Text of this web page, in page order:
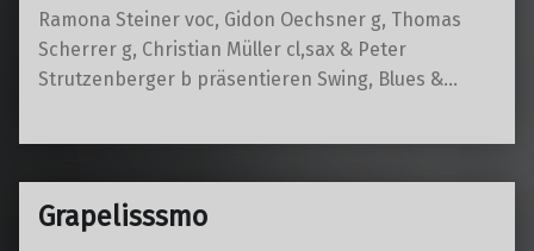
Ramona Steiner voc, Gidon Oechsner g, Thomas
Scherrer g, Christian Müller cl,sax & Peter
Strutzenberger b präsentieren Swing, Blues &…
Grapelisssmo